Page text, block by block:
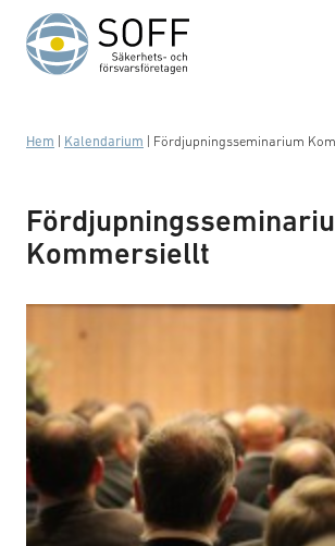
Hoppa till innehåll
Hem Kalendarium Fördjupningsseminarium
Kommersiellt